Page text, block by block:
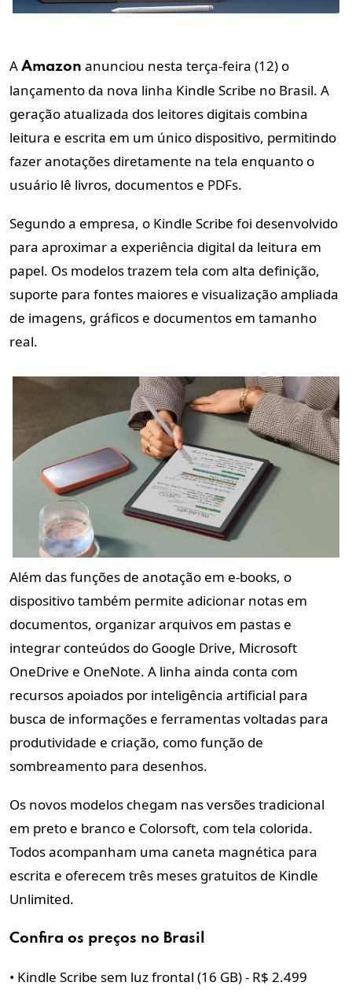
A Amazon anunciou nesta terça-feira (12) o
lançamento da nova linha Kindle Scribe no Brasil. A
geração atualizada dos leitores digitais combina
leitura e escrita em um único dispositivo, permitindo
fazer anotações diretamente na tela enquanto o
usuário lê livros, documentos e PDFs.
Segundo a empresa, o Kindle Scribe foi desenvolvido
para aproximar a experiência digital da leitura em
papel. Os modelos trazem tela com alta definição,
suporte para fontes maiores e visualização ampliada
de imagens, gráficos e documentos em tamanho
real.
Além das funções de anotação em e-books, o
dispositivo também permite adicionar notas em
documentos, organizar arquivos em pastas e
integrar conteúdos do Google Drive, Microsoft
OneDrive e OneNote. A linha ainda conta com
recursos apoiados por inteligência artificial para
busca de informações e ferramentas voltadas para
produtividade e criação, como função de
sombreamento para desenhos.
Os novos modelos chegam nas versões tradicional
em preto e branco e Colorsoft, com tela colorida.
Todos acompanham uma caneta magnética para
escrita e oferecem três meses gratuitos de Kindle
Unlimited.
Confira os preços no Brasil
• Kindle Scribe sem luz frontal (16 GB) - R$ 2.499